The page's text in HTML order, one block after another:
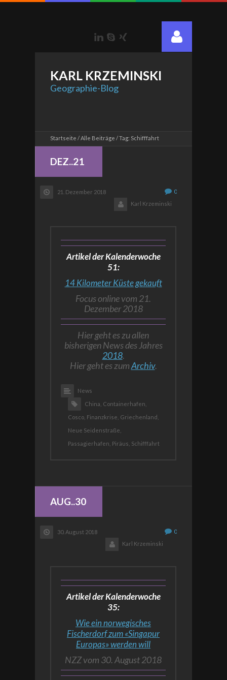
LinkedIn
Skype
KARL KRZEMINSKI
Geographie-Blog
Startseite Alle Beiträge Tag: Schifffahrt
DEZ..21
21. Dezember 2018
0
Karl Krzeminski
Artikel der Kalenderwoche
51:
14 Kilometer Küste gekauft
Focus online vom 21.
Dezember 2018
Hier geht es zu allen
bisherigen News des Jahres
2018.
Hier geht es zumArchiv.
News
China, Containerhafen,
Cosco, Finanzkrise, Griechenland,
Neue Seidenstraße,
Passagierhafen, Piräus, Schifffahrt
AUG..30
30. August 2018
0
Karl Krzeminski
Artikel der Kalenderwoche
35:
Wie ein norwegisches
Fischerdorf zum «Singapur
Europas» werden will
NZZ vom 30. August 2018